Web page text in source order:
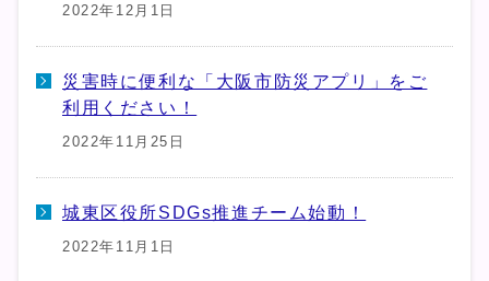
2022年12月1日
災害時に便利な「大阪市防災アプリ」をご
利用ください！
2022年11月25日
城東区役所SDGs推進チーム始動！
2022年11月1日